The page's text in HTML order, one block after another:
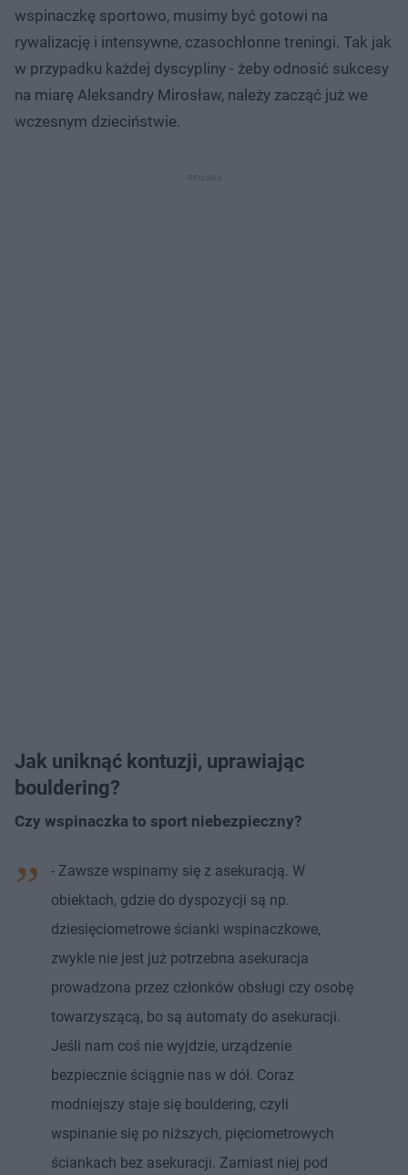
wspinaczkę sportowo, musimy być gotowi na
rywalizację i intensywne, czasochłonne treningi. Tak jak
w przypadku każdej dyscypliny - żeby odnosić sukcesy
na miarę Aleksandry Mirosław, należy zacząć już we
wczesnym dzieciństwie.
Jak uniknąć kontuzji, uprawiając
bouldering?
Czy wspinaczka to sport niebezpieczny?
- Zawsze wspinamy się z asekuracją. W
obiektach, gdzie do dyspozycji są np.
dziesięciometrowe ścianki wspinaczkowe,
zwykle nie jest już potrzebna asekuracja
prowadzona przez członków obsługi czy osobę
towarzyszącą, bo są automaty do asekuracji.
Jeśli nam coś nie wyjdzie, urządzenie
bezpiecznie ściągnie nas w dół. Coraz
modniejszy staje się bouldering, czyli
wspinanie się po niższych, pięciometrowych
ściankach bez asekuracji. Zamiast niej pod